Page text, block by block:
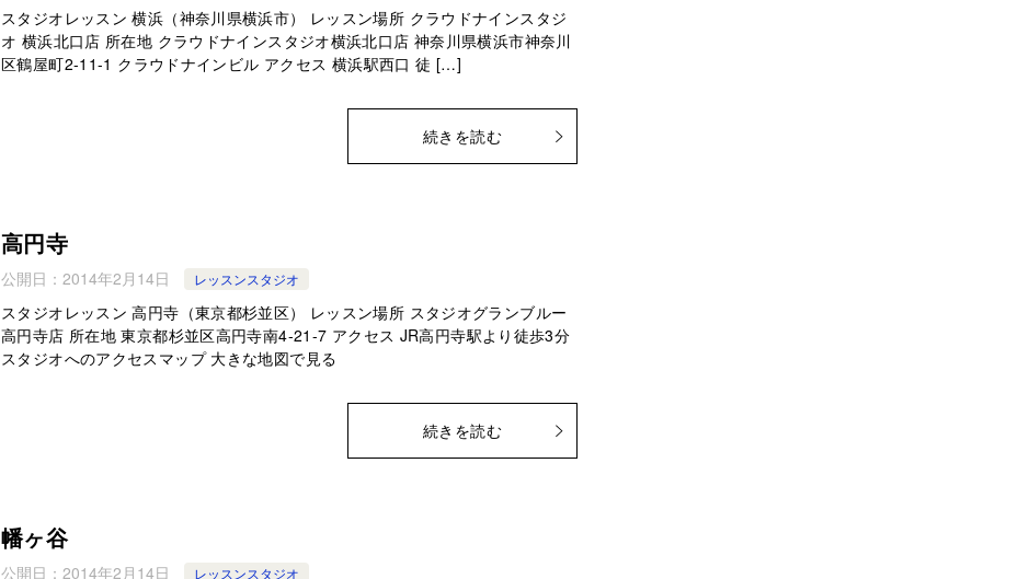
スタジオレッスン 横浜（神奈川県横浜市） レッスン場所 クラウドナインスタジ
オ 横浜北口店 所在地 クラウドナインスタジオ横浜北口店 神奈川県横浜市神奈川
区鶴屋町2-11-1 クラウドナインビル アクセス 横浜駅西口 徒 […]
続きを読む
高円寺
公開日： 2014年2月14日 レッスンスタジオ
スタジオレッスン 高円寺（東京都杉並区） レッスン場所 スタジオグランブルー
高円寺店 所在地 東京都杉並区高円寺南4-21-7 アクセス JR高円寺駅より徒歩3分
スタジオへのアクセスマップ 大きな地図で見る
続きを読む
幡ヶ谷
公開日： 2014年2月14日 レッスンスタジオ